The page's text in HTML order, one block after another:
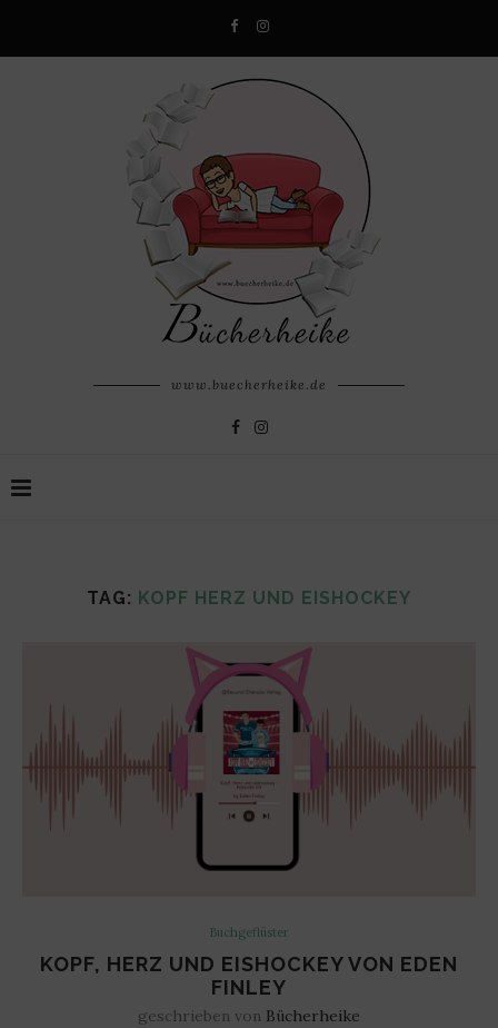
www.buecherheike.de
TAG: KOPF HERZ UND EISHOCKEY
Buchgeflüster
KOPF, HERZ UND EISHOCKEY VON EDEN
FINLEY
geschrieben von Bücherheike